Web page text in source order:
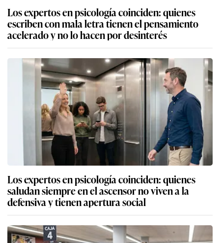
Los expertos en psicología coinciden: quienes
escriben con mala letra tienen el pensamiento
acelerado y no lo hacen por desinterés
Los expertos en psicología coinciden: quienes
saludan siempre en el ascensor no viven a la
defensiva y tienen apertura social